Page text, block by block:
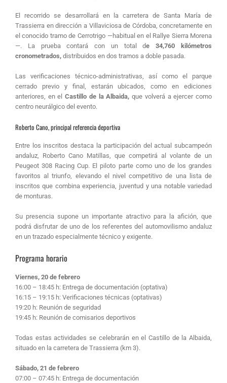
El recorrido se desarrollará en la carretera de Santa María de
Trassierra en dirección a Villaviciosa de Córdoba, concretamente en
el conocido tramo de Cerrotrigo —habitual en el Rallye Sierra Morena
—. La prueba contará con un total de 34,760 kilómetros
cronometrados,distribuidos en dos tramos a doble pasada.
Las verificaciones técnico-administrativas, así como el parque
cerrado previo y final, estarán ubicados, como en ediciones
anteriores, en elCastillo de la Albaida, que volverá a ejercer como
centro neurálgico del evento.
Roberto Cano, principal referencia deportiva
Entre los inscritos destaca la participación del actual subcampeón
andaluz, Roberto Cano Matillas, que competirá al volante de un
Peugeot 308 Racing Cup. El piloto parte como uno de los grandes
favoritos al triunfo, elevando el nivel competitivo de una lista de
inscritos que combina experiencia, juventud y una notable variedad
de monturas.
Su presencia supone un importante atractivo para la afición, que
podrá disfrutar de uno de los referentes del automovilismo andaluz
en un trazado especialmente técnico y exigente.
Programa horario
Viernes, 20 de febrero
16:00 – 18:45 h: Entrega de documentación (optativa)
16:15 – 19:15 h: Verificaciones técnicas (optativas)
19:20 h: Reunión de seguridad
19:45 h: Reunión de comisarios deportivos
Todas estas actividades se celebrarán en el Castillo de la Albaida,
situado en la carretera de Trassierra (km 3).
Sábado, 21 de febrero
07:00 – 07:45 h: Entrega de documentación